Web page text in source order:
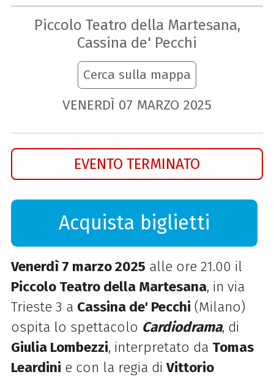
Piccolo Teatro della Martesana,
Cassina de' Pecchi
Cerca sulla mappa
VENERDÌ 07 MARZO 2025
EVENTO TERMINATO
Acquista biglietti
Venerdì 7 marzo 2025 alle ore 21.00 il
Piccolo Teatro della Martesana, in via
Trieste 3 a Cassina de' Pecchi (Milano)
ospita lo spettacolo Cardiodrama, di
Giulia Lombezzi, interpretato da Tomas
Leardini e con la regia diVittorio